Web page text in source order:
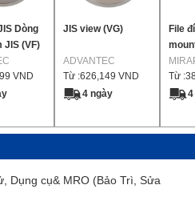
Dòng
JIS (VF)
VND
JIS view (VG)
ADVANTEC
Từ :626,149 VND
4 ngày
File
Từ :
Dụng cụ& MRO (Bảo Trì, Sửa